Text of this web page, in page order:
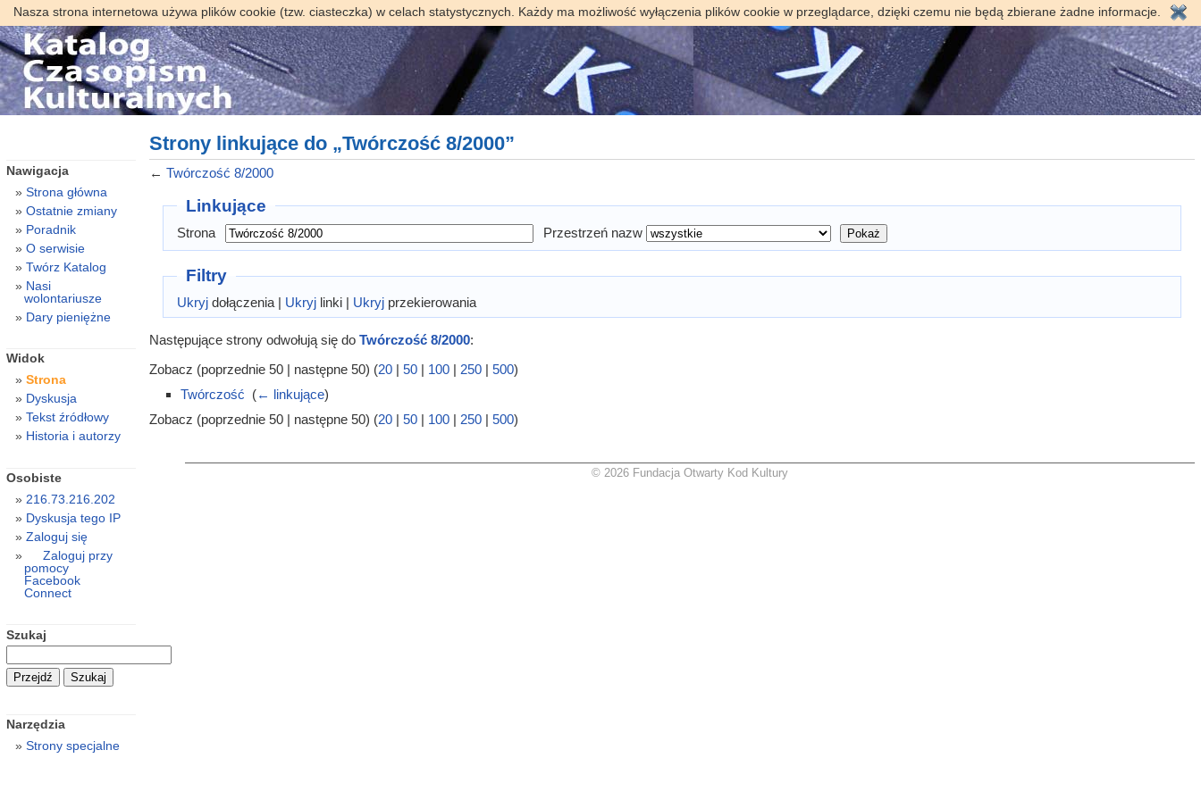
Nasza strona internetowa używa plików cookie (tzw. ciasteczka) w celach statystycznych. Każdy ma możliwość wyłączenia plików cookie w przeglądarce, dzięki czemu nie będą zbierane żadne informacje.
Strony linkujące do „Twórczość 8/2000”
← Twórczość 8/2000
Linkujące
Strona Przestrzeń nazw
Filtry
Ukryj dołączenia | Ukryj linki | Ukryj przekierowania
Następujące strony odwołują się do Twórczość 8/2000:
Zobacz (poprzednie 50 | następne 50) (20| 50| 100| 250| 500)
Twórczość (← linkujące)
Zobacz (poprzednie 50 | następne 50) (20| 50| 100| 250| 500)
Nawigacja
Strona główna
Ostatnie zmiany
Poradnik
O serwisie
Twórz Katalog
Nasi
wolontariusze
Dary pieniężne
Widok
Strona
Dyskusja
Tekst źródłowy
Historia i autorzy
Osobiste
216.73.216.202
Dyskusja tego IP
Zaloguj się
Zaloguj przy
pomocy
Facebook
Connect
Szukaj
Narzędzia
Strony specjalne
© 2026 Fundacja Otwarty Kod Kultury